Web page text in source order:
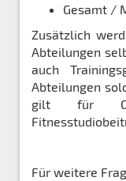
Gesamt /
Zusätzlich
Abteilungen
auch
Abteilungen
gilt für
Für weitere